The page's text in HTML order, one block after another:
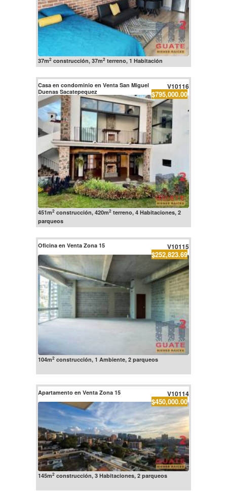
37m2construcción, 37m2terreno, 1 Habitación
Casa en condominio en Venta San Miguel
Duenas Sacatepequez
V10116
$795,000.00
451m2construcción, 420m2terreno, 4 Habitaciones, 2
parqueos
Oficina en Venta Zona 15 V10115
$252,823.69
104m2construcción, 1 Ambiente, 2 parqueos
Apartamento en Venta Zona 15 V10114
$450,000.00
145m2construcción, 3 Habitaciones, 2 parqueos